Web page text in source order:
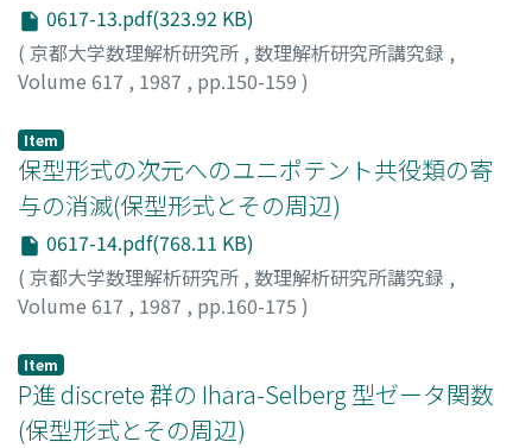
0617-13.pdf(323.92 KB)
( 京都大学数理解析研究所 , 数理解析研究所講究録 ,
Volume 617 , 1987 , pp.150-159 )
Item
保型形式の次元へのユニポテント共役類の寄
与の消滅(保型形式とその周辺)
0617-14.pdf(768.11 KB)
( 京都大学数理解析研究所 , 数理解析研究所講究録 ,
Volume 617 , 1987 , pp.160-175 )
シItem
P進 discrete 群の Ihara-Selberg 型ゼータ関数
(保型形式とその周辺)